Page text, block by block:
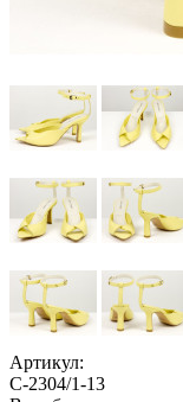
Артикул:
С-2304/1-13